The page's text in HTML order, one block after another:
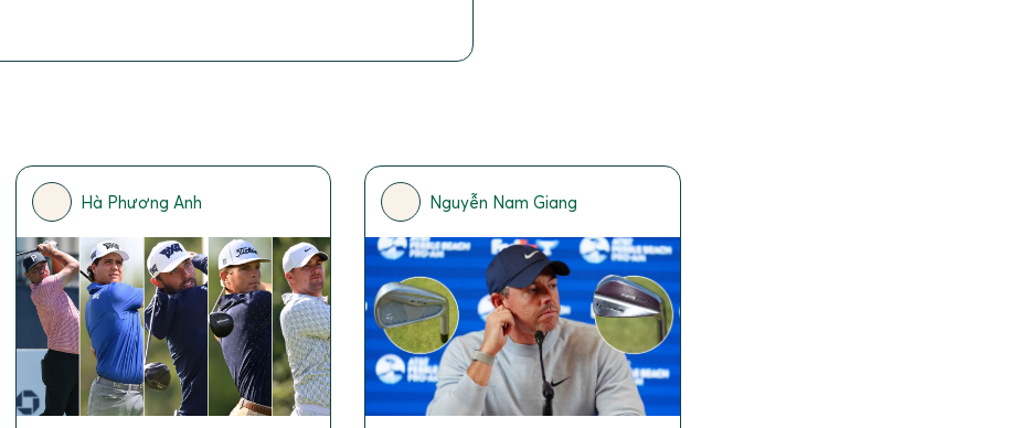
Hà Phương Anh Nguyễn Nam Giang